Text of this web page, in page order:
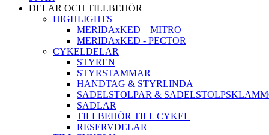
DELAR OCH TILLBEHÖR
HIGHLIGHTS
MERIDAxKED – MITRO
MERIDAxKED - PECTOR
CYKELDELAR
STYREN
STYRSTAMMAR
HANDTAG & STYRLINDA
SADELSTOLPAR &
SADLAR
TILLBEHÖR TILL CYKEL
RESERVDELAR